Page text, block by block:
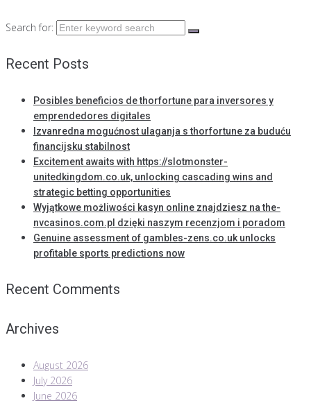
Search for:
Recent Posts
Posibles beneficios de thorfortune para inversores y
emprendedores digitales
Izvanredna mogućnost ulaganja s thorfortune za buduću
financijsku stabilnost
Excitement awaits with https://slotmonster-
unitedkingdom.co.uk, unlocking cascading wins and
strategic betting opportunities
Wyjątkowe możliwości kasyn online znajdziesz na the-
nvcasinos.com.pl dzięki naszym recenzjom i poradom
Genuine assessment of gambles-zens.co.uk unlocks
profitable sports predictions now
Recent Comments
Archives
August 2026
July 2026
June 2026